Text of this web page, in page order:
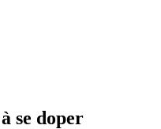
se doper